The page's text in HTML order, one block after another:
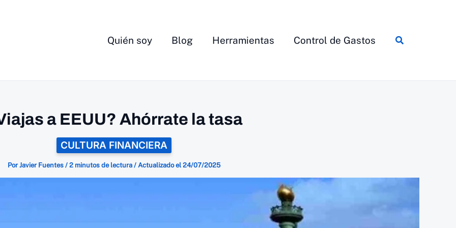
Quién soy Blog Herramientas Control de Gastos Buscar
a EEUU? Ahórrate la tasa
CULTURA FINANCIERA
PorJavier Fuentes / 2 minutos de lectura / Actualizado el 24/07/2025